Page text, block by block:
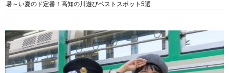
暑～い夏のド定番！高知の川遊びベストスポット5選